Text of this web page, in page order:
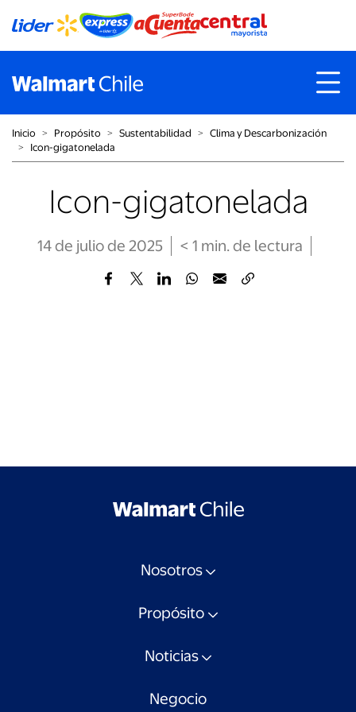
Inicio ˃ Propósito ˃ Sustentabilidad ˃ Clima y Descarbonización
˃
Icon-gigatonelada
Icon-gigatonelada
14 de julio de 2025 < 1 min. de lectura
Nosotros
Propósito
Noticias
Negocio